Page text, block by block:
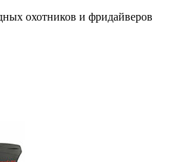
охотников и фридайверов